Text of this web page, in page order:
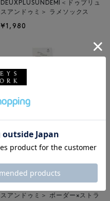
DEUXPLUSUNDEMI＜ドゥプリュ
スアンドゥミ＞ ラメソックス
¥1,980
DEUX PLUS UNDEMI
スアンドゥミ＞ ボーダー×ストラ